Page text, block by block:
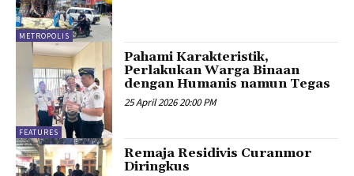
METROPOLIS
FEATURES
Pahami Karakteristik,
Perlakukan Warga Binaan
dengan Humanis namun Tegas
25 April 2026 20:00 PM
Remaja Residivis Curanmor
Diringkus